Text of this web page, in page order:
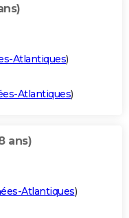
Atlantiques)
Atlantiques)
ans)
Atlantiques)